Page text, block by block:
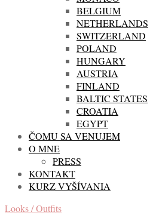
BELGIUM
NETHERLANDS
SWITZERLAND
POLAND
HUNGARY
AUSTRIA
FINLAND
BALTIC STATES
CROATIA
EGYPT
ČOMU SA VENUJEM
O MNE
PRESS
KONTAKT
KURZ VYŠÍVANIA
Looks / Outfits